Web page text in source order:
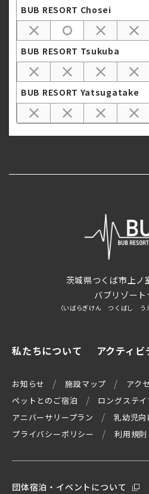
BUB RESORT Chosei
BUB RESORT Tsukuba
BUB RESORT Yatsugatake
茨城県つくば市上ノ
バブリゾート
（いばらぎけん つくばし う
私たちについて アクティビ
お知らせ 施設マップ アク
ペットとのご宿泊
ロングステ
アニバーサリープラン
乳幼児向
プライバシーポリシー
利用規則
団体宿泊・イベントについて